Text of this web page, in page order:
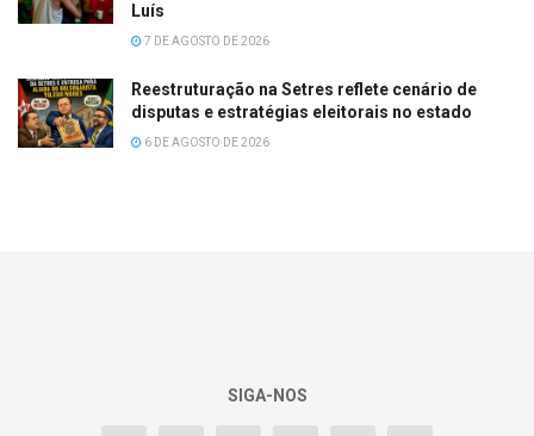
Luís
7 DE AGOSTO DE 2026
Reestruturação na Setres reflete cenário de
disputas e estratégias eleitorais no estado
6 DE AGOSTO DE 2026
SIGA-NOS